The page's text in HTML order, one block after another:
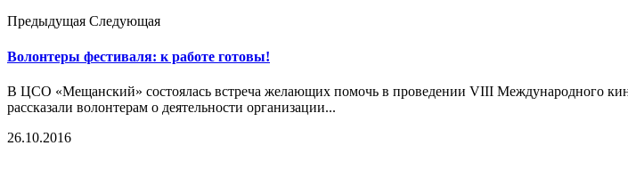
Предыдущая Следующая
Волонтеры фестиваля: к работе готовы!
В ЦСО «Мещанский» состоялась встреча желающих помочь в проведении VIII Международного
рассказали волонтерам о деятельности организации...
26.10.2016